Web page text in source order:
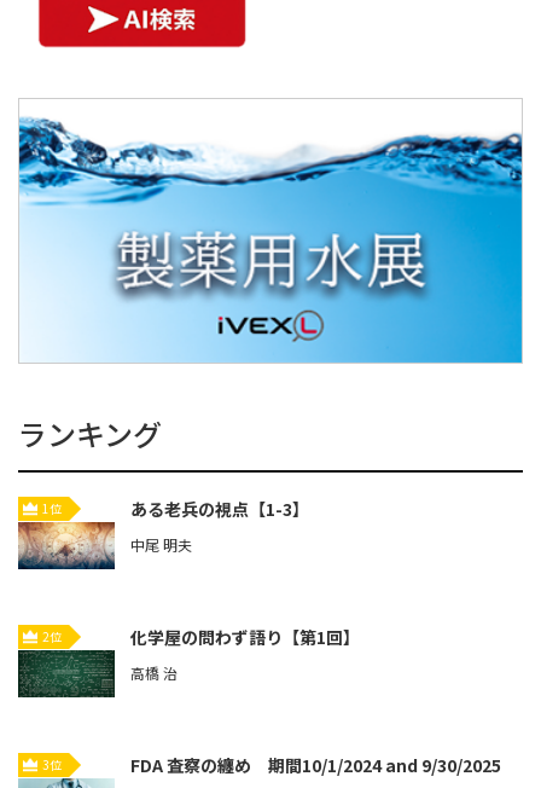
ランキング
1位 ある老兵の視点【1-3】
中尾 明夫
2位 化学屋の問わず語り【第1回】
高橋 治
3位 FDA 査察の纏め 期間10/1/2024 and 9/30/2025